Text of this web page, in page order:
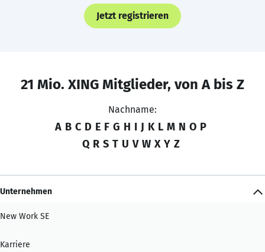
Jetzt registrieren
21 Mio. XING Mitglieder, von A bis Z
Nachname:
A B C D E F G H I J K L M N O P
Q R S T U V W X Y Z
Unternehmen
New Work SE
Karriere